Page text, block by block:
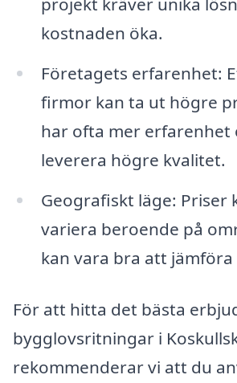
kostnaden öka.
Företagets erfarenhet:
firmor kan ta ut högre
har ofta mer erfarenhet
leverera högre kvalitet.
Geografiskt läge: Priser
variera beroende på
kan vara bra att
För att hitta det bästa
bygglovsritningar i
rekommenderar vi att du